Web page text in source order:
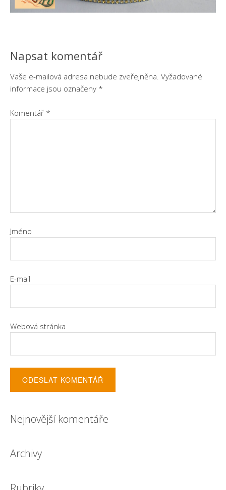
Napsat komentář
Vaše e-mailová adresa nebude zveřejněna. Vyžadované
informace jsou označeny *
Komentář *
Jméno
E-mail
Webová stránka
Nejnovější komentáře
Archivy